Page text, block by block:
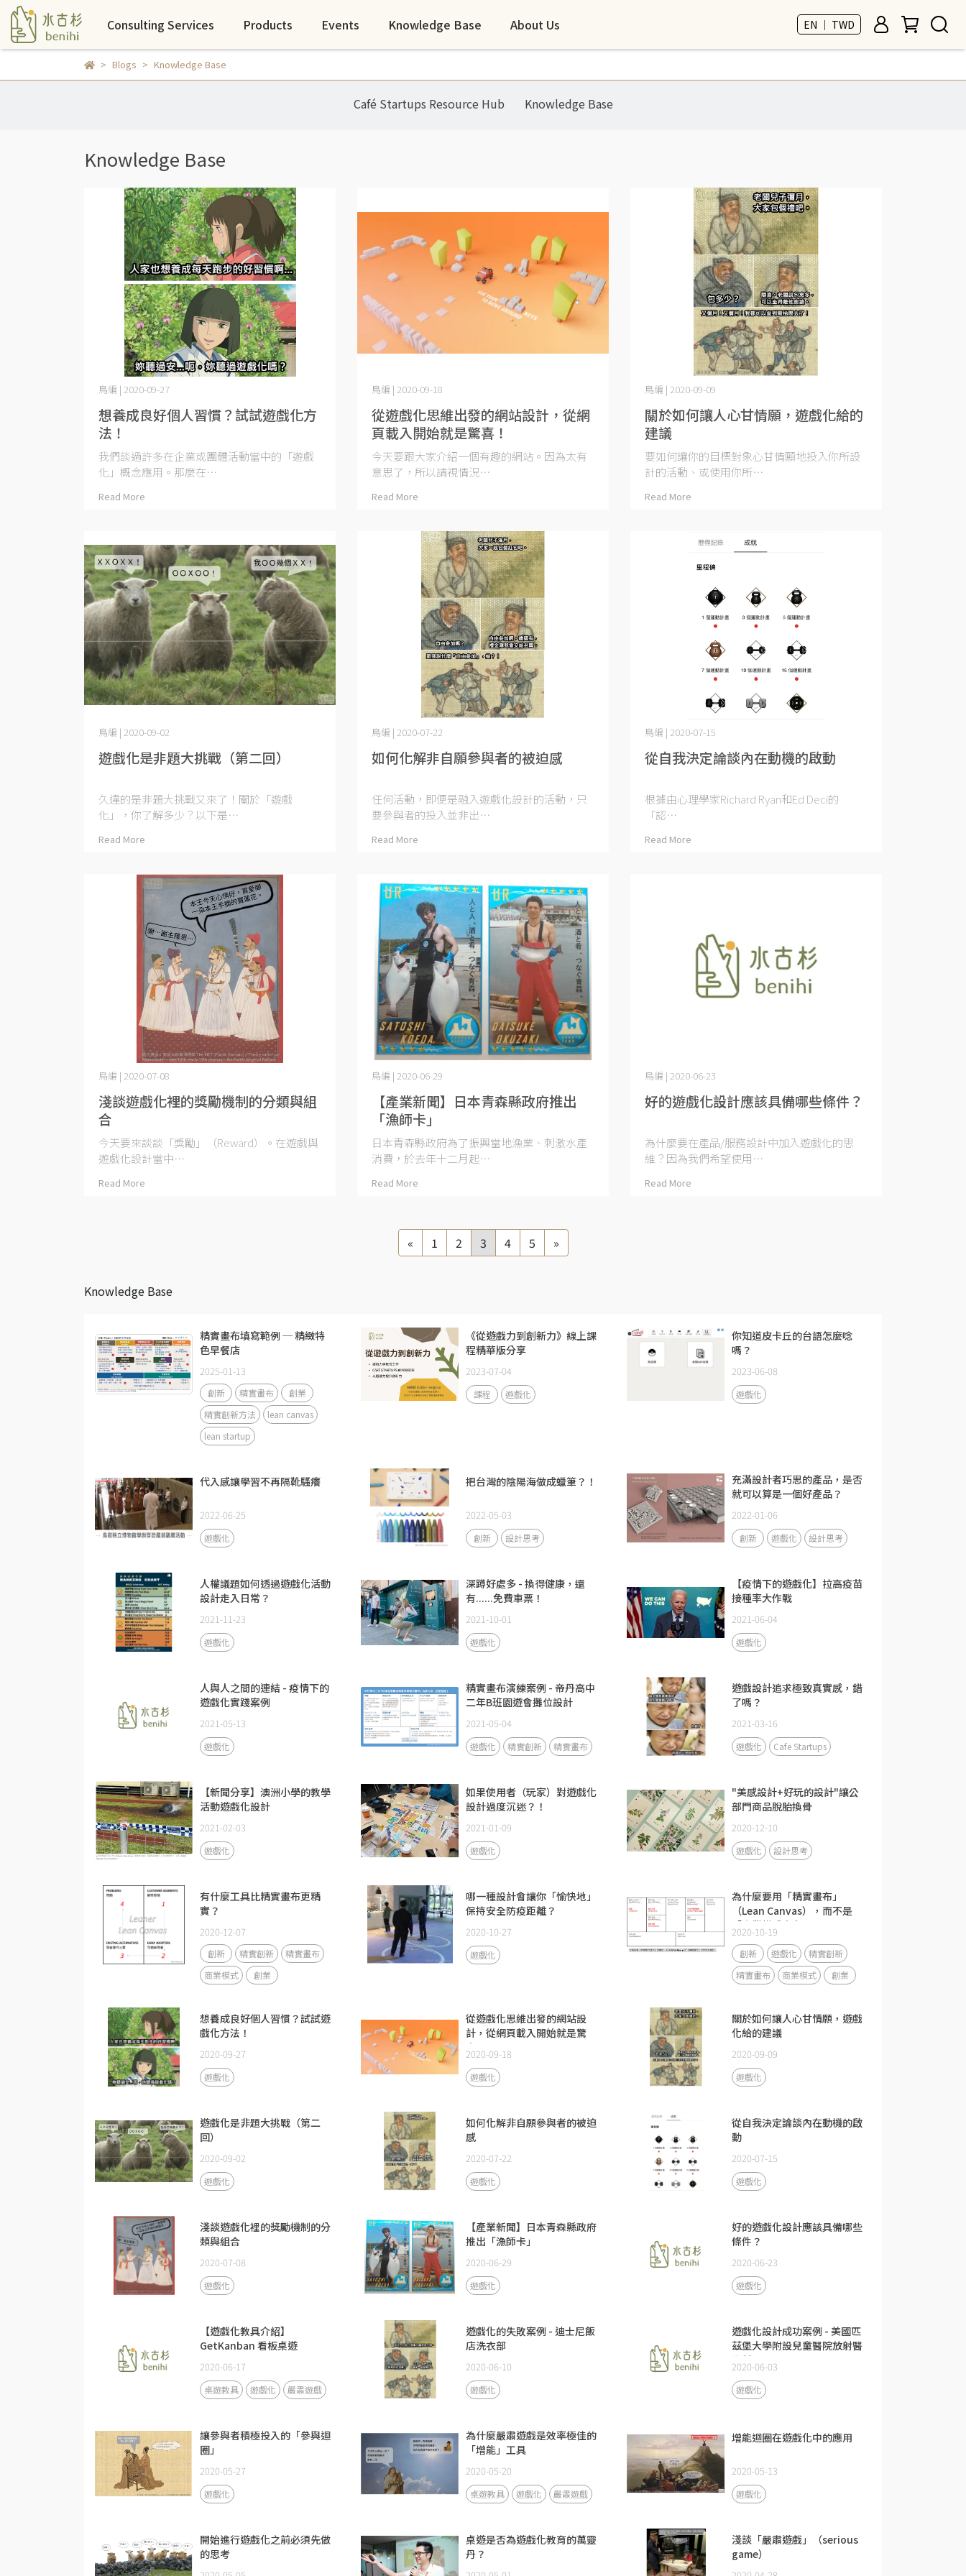
Consulting Services Products Events Knowledge Base About Us EN ｜ TWD
Blogs Knowledge Base
Café Startups Resource Hub Knowledge Base
Knowledge Base
想養成良好個人習慣？試試遊戲化方
法！
鳥編 | 2020-09-27
我們談過許多在企業或團體活動當中的「遊戲
化」概念應用。那麼在⋯
Read More
從遊戲化思維出發的網站設計，從網
頁載入開始就是驚喜！
鳥編 | 2020-09-18
今天要跟大家介紹一個有趣的網站。因為太有
意思了，所以請視情況⋯
Read More
關於如何讓人心甘情願，遊戲化給的
建議
鳥編 | 2020-09-09
要如何讓你的目標對象心甘情願地投入你所設
計的活動、或使用你所⋯
Read More
遊戲化是非題大挑戰（第二回）
鳥編 | 2020-09-02
久違的是非題大挑戰又來了！關於「遊戲
化」，你了解多少？以下是⋯
Read More
如何化解非自願參與者的被迫感
鳥編 | 2020-07-22
任何活動，即便是融入遊戲化設計的活動，只
要參與者的投入並非出⋯
Read More
從自我決定論談內在動機的啟動
鳥編 | 2020-07-15
根據由心理學家Richard Ryan和Ed Deci的
「認⋯
Read More
淺談遊戲化裡的獎勵機制的分類與組
合
鳥編 | 2020-07-08
今天要來談談「獎勵」（Reward）。在遊戲與
遊戲化設計當中⋯
Read More
【產業新聞】日本青森縣政府推出
「漁師卡」
鳥編 | 2020-06-29
日本青森縣政府為了振興當地漁業、刺激水產
消費，於去年十二月起⋯
Read More
好的遊戲化設計應該具備哪些條件？
鳥編 | 2020-06-23
為什麼要在產品/服務設計中加入遊戲化的思
維？因為我們希望使用⋯
Read More
« 1 2 3 4 5 »
Knowledge Base
精實畫布填寫範例 ─ 精緻特
色早餐店
2025-01-13
創新 精實畫布
創業
精實創新方法
lean canvas
lean startup
《從遊戲力到創新力》線上課
程精華版分享
2023-07-04
課程 遊戲化
你知道皮卡丘的台語怎麼唸
嗎？
2023-06-08
遊戲化
代入感讓學習不再隔靴騷癢
2022-06-25
遊戲化
把台灣的陰陽海做成蠟筆？！
2022-05-03
創新 設計思考
充滿設計者巧思的產品，是否
就可以算是一個好產品？
2022-01-06
創新 遊戲化 設計思考
人權議題如何透過遊戲化活動
設計走入日常？
2021-11-23
遊戲化
深蹲好處多 - 換得健康，還
有......免費車票！
2021-10-01
遊戲化
【疫情下的遊戲化】拉高疫苗
接種率大作戰
2021-06-04
遊戲化
人與人之間的連結 - 疫情下的
遊戲化實踐案例
2021-05-13
遊戲化
精實畫布演練案例 - 帝丹高中
二年B班園遊會攤位設計
2021-05-04
遊戲化 精實創新 精實畫布
遊戲設計追求極致真實感，錯
了嗎？
2021-03-16
遊戲化 Cafe Startups
【新聞分享】澳洲小學的教學
活動遊戲化設計
2021-02-03
遊戲化
如果使用者（玩家）對遊戲化
設計過度沉迷？！
2021-01-09
遊戲化
"美感設計+好玩的設計"讓公
部門商品脫胎換骨
2020-12-10
遊戲化 設計思考
有什麼工具比精實畫布更精
實？
2020-12-07
創新 精實創新
精實畫布
商業模式
創業
哪一種設計會讓你「愉快地」
保持安全防疫距離？
2020-10-27
遊戲化
為什麼要用「精實畫布」
（Lean Canvas），而不是
「商業模式畫布」
（Business Model
Canvas）？
2020-10-19
創新 遊戲化
精實創新
精實畫布
商業模式 創業
想養成良好個人習慣？試試遊
戲化方法！
2020-09-27
遊戲化
從遊戲化思維出發的網站設
計，從網頁載入開始就是驚
喜！
2020-09-18
遊戲化
關於如何讓人心甘情願，遊戲
化給的建議
2020-09-09
遊戲化
遊戲化是非題大挑戰（第二
回）
2020-09-02
遊戲化
如何化解非自願參與者的被迫
感
2020-07-22
遊戲化
從自我決定論談內在動機的啟
動
2020-07-15
遊戲化
淺談遊戲化裡的獎勵機制的分
類與組合
2020-07-08
遊戲化
【產業新聞】日本青森縣政府
推出「漁師卡」
2020-06-29
遊戲化
好的遊戲化設計應該具備哪些
條件？
2020-06-23
遊戲化
【遊戲化教具介紹】
GetKanban 看板桌遊
2020-06-17
桌遊教具 遊戲化 嚴肅遊戲
遊戲化的失敗案例 - 迪士尼飯
店洗衣部
2020-06-10
遊戲化
遊戲化設計成功案例 - 美國匹
茲堡大學附設兒童醫院放射醫
學科
2020-06-03
遊戲化
讓參與者積極投入的「參與迴
圈」
2020-05-27
遊戲化
為什麼嚴肅遊戲是效率極佳的
「增能」工具
2020-05-20
桌遊教具 遊戲化 嚴肅遊戲
增能迴圈在遊戲化中的應用
2020-05-13
遊戲化
開始進行遊戲化之前必須先做
的思考
桌遊是否為遊戲化教育的萬靈
丹？
淺談「嚴肅遊戲」（serious
game）